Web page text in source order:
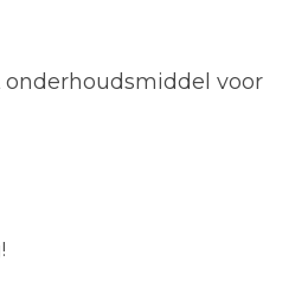
onderhoudsmiddel voor